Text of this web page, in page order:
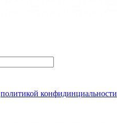
политикой конфидинциальности